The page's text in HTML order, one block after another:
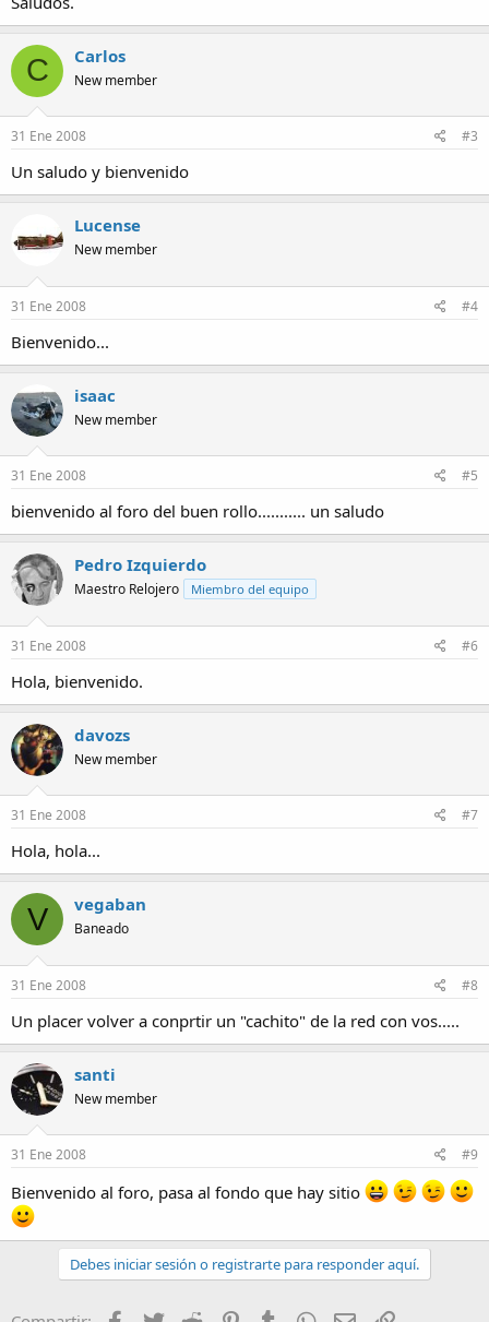
C Carlos
New member
31 Ene 2008 #3
Un saludo y bienvenido
Lucense
New member
31 Ene 2008 #4
Bienvenido...
isaac
New member
31 Ene 2008 #5
bienvenido al foro del buen rollo........... un saludo
Pedro Izquierdo
Maestro Relojero Miembro del equipo
31 Ene 2008 #6
Hola, bienvenido.
davozs
New member
31 Ene 2008 #7
Hola, hola...
V vegaban
Baneado
31 Ene 2008 #8
Un placer volver a conprtir un "cachito" de la red con vos.....
santi
New member
31 Ene 2008 #9
Bienvenido al foro, pasa al fondo que hay sitio
Debes iniciar sesión o registrarte para responder aquí.